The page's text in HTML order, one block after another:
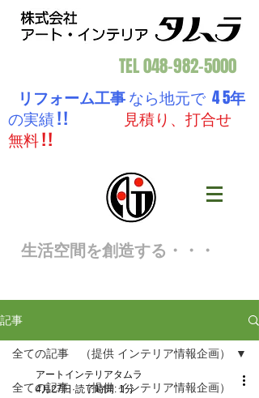
TEL048-982-5000
リフォーム工事なら地元で 4 5年
の実績 ! !
見積り、打合せ
無料 ! !
生活空間を創造する・・・
記事
全ての記事 （提供 インテリア情報企画）
全ての記事 （提供 インテリア情報企画）
アートインテリアタムラ
4月27日 読了時間: 1分